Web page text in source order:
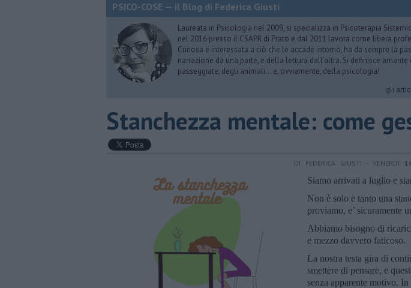
PSICO-COSE — il Blog di Federica Giusti
Laureata in Psicologia nel 2009, si specializza in Psicoterapia
nel 2016 presso il CSAPR di Prato e dal 2011 lavora come libera
Curiosa e interessata a ciò che le accade intorno, ha da sempre la
narrazione da una parte, e della lettura dall’altra. Si definisce
passeggiate, degli animali… e, ovviamente, della psicologia!
gli
​Stanchezza mentale: come
DI FEDERICA GIUSTI - VENERDÌ
Siamo arrivati a luglio e
Non è solo e tanto una
proviamo, e’ sicuramente
Abbiamo bisogno di
e mezzo davvero faticoso.
La nostra testa gira di
smettere di pensare, e
senza apparente motivo.